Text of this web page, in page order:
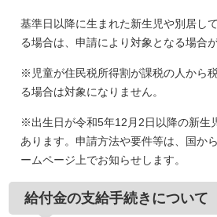
基準日以降に生まれた新生児や別居し
る場合は、申請により対象となる場合
※児童が住民税所得割が課税の人から
る場合は対象になりません。
※出生日が令和5年12月2日以降の新生
あります。申請方法や要件等は、国か
ームページ上でお知らせします。
給付金の支給手続きについて